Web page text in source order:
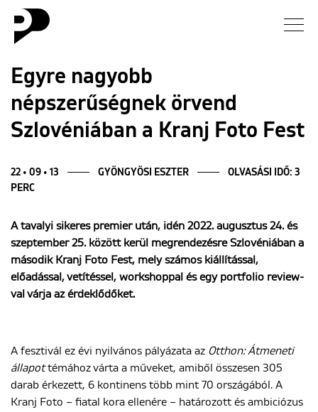
Galéria
Blog
Rólunk
ENGLISH
Egyre nagyobb
népszerűségnek örvend
Szlovéniában a Kranj Foto Fest
22 • 09 • 13 GYÖNGYÖSI ESZTER
OLVASÁSI IDŐ: 3
PERC
A tavalyi sikeres premier után, idén 2022. augusztus 24. és
szeptember 25. között kerül megrendezésre Szlovéniában a
második Kranj Foto Fest, mely számos kiállítással,
előadással, vetítéssel, workshoppal és egy portfolio review-
val várja az érdeklődőket.
A fesztivál ez évi nyilvános pályázata az Otthon: Átmeneti
állapottémához várta a műveket, amiből összesen 305
darab érkezett, 6 kontinens több mint 70 országából. A
Kranj Foto – fiatal kora ellenére – határozott és ambiciózus